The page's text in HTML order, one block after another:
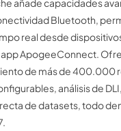
añade capacidades
Bluetooth,
real desde
app ApogeeConnect.
de más de 400.000
análisis de
de datasets, todo